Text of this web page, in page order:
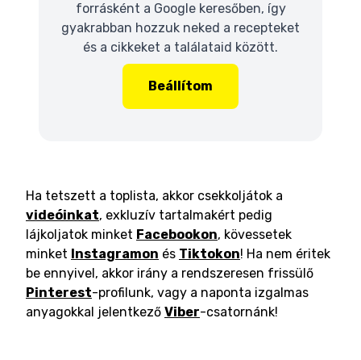
forrásként a Google keresőben, így
gyakrabban hozzuk neked a recepteket
és a cikkeket a találataid között.
Beállítom
Ha tetszett a toplista, akkor csekkoljátok a
videóinkat, exkluzív tartalmakért pedig
lájkoljatok minket Facebookon, kövessetek
minket Instagramon és Tiktokon! Ha nem éritek
be ennyivel, akkor irány a rendszeresen frissülő
Pinterest-profilunk, vagy a naponta izgalmas
anyagokkal jelentkező Viber-csatornánk!